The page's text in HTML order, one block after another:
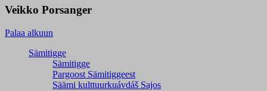
Veikko Porsanger
Palaa alkuun
Sämitigge
Sämitigge
Pargoost Sämitiggeest
Säämi kulttuurkuávdáš Sajos